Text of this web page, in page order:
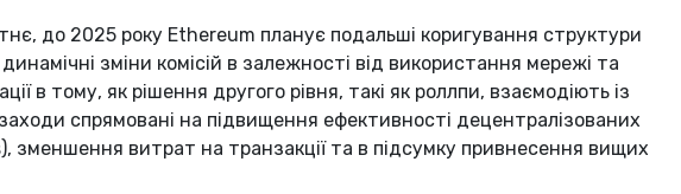
до 2025 року Ethereum планує подальші коригування структури
зміни комісій в залежності від використання мережі та
в тому, як рішення другого рівня, такі як роллпи, взаємодіють із
спрямовані на підвищення ефективності децентралізованих
зменшення витрат на транзакції та в підсумку привнесення вищих